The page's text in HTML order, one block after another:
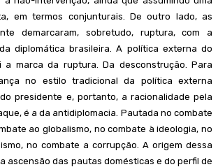
em termos conjunturais. De outro lado, as
demarcaram, sobretudo, ruptura, com a
diplomática brasileira. A política externa do
a marca da ruptura. Da desconstrução. Para
no estilo tradicional da política externa
presidente e, portanto, a racionalidade pela
é a da antidiplomacia. Pautada no combate
ao globalismo, no combate à ideologia, no
no combate a corrupção. A origem dessa
ascensão das pautas domésticas e do perfil de